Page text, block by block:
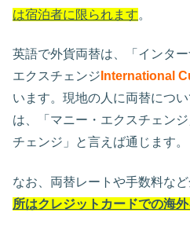
は宿泊者に限られます。
英語で外貨両替は、「インタ
エクスチェンジ International
います。現地の人に両替につ
は、「マニー・エクスチェン
チェンジ」と言えば通じます。
なお、両替レートや手数料など
所はクレジットカードでの海